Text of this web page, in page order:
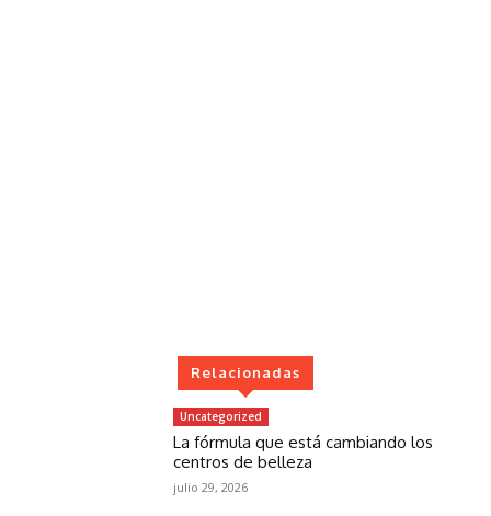
Relacionadas
Uncategorized
La fórmula que está cambiando los
centros de belleza
julio 29, 2026